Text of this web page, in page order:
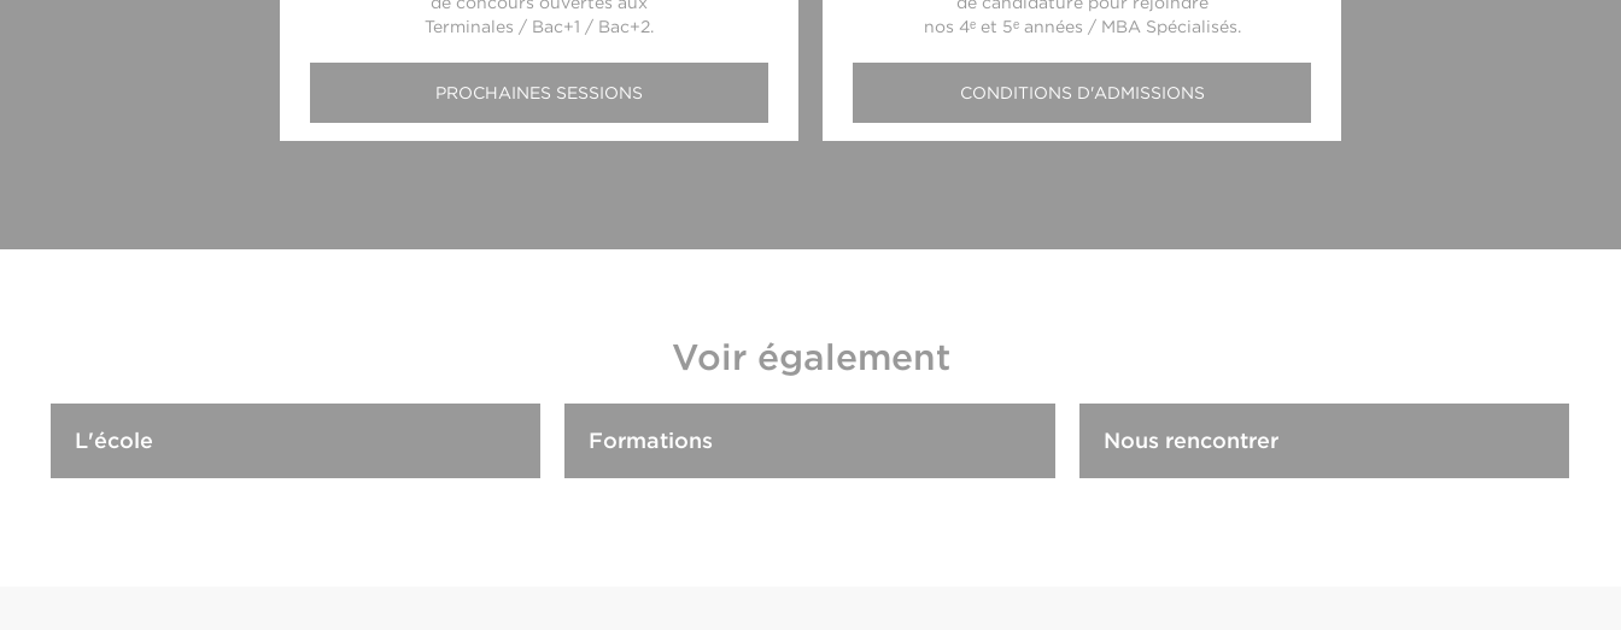
Terminales / Bac+1 / Bac+2.
PROCHAINES SESSIONS
nos 4ᵉ et 5ᵉ années / MBA Spécialisés.
CONDITIONS D'ADMISSIONS
Voir également
L'école Formations Nous rencontrer